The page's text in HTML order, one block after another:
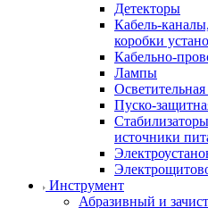
Детекторы
Кабель-
коробки
Кабельно-
Лампы
Пуско-
источники
Инструмент
Абразивный и